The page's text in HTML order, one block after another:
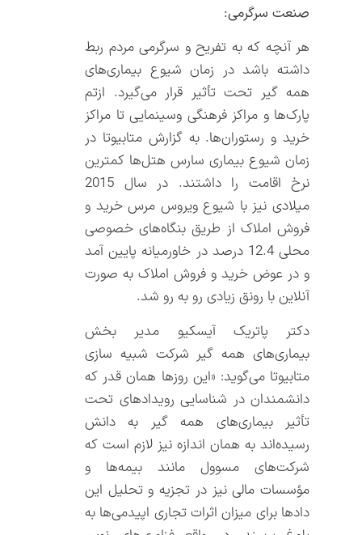
صنعت سرگرمی:
هر آنچه که به تفریح و سرگرمی مردم ربط
داشته باشد در زمان شیوع بیماری‌های
همه گیر تحت تأثیر قرار می‌گیرد. ازتم
پارک‌ها و مراکز فرهنگی وسینمایی تا مراکز
خرید و رستوران‌ها. به گزارش متابیوتا در
زمان شیوع بیماری سارس هتل‌ها کمترین
نرخ اقامت را داشتند. در سال 2015
میلادی نیز با شیوع ویروس مرس خرید و
فروش املاک از طریق بنگاه‌های خصوصی
محلی 12.4 درصد در خاورمیانه پایین آمد
و در عوض خرید و فروش املاک به صورت
آنلاین با رونق زیادی رو به رو شد.
دکتر پاتریک آیسکیو مدیر بخش
بیماری‌های همه گیر شرکت شبیه سازی
متابیوتا می‌گوید: «این روزها همان قدر که
دانشمندان در شناسایی رویدادهای تحت
تأثیر بیماری‌های همه گیر به دانش
رسیده‌اند به همان اندازه نیز لازم است که
شرکت‌های مسوول مانند بیمه‌ها و
مؤسسات مالی نیز در تجزیه و تحلیل این
دادها برای میزان اثرات تجاری اپیدمی‌ها به